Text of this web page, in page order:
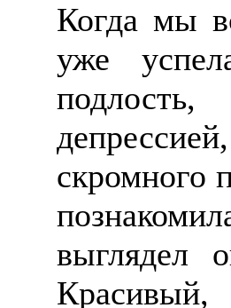
Когда мы
уже
подлость,
скромного
выглядел